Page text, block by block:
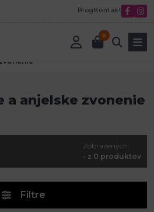
Blog Kontakt
0
a anjelske zvonenie
Zobrazených:
- z 0 produktov
Filtre